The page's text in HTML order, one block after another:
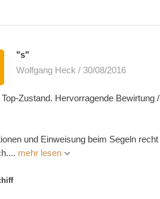
"s"
Wolfgang Heck / 30/08/2016
Zustand. Hervorragende Bewirtung /
und Einweisung beim Segeln recht
mehr lesen